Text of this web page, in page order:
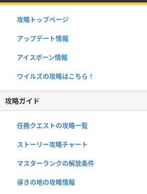
攻略トップページ
アップデート情報
アイスボーン情報
ワイルズの攻略はこちら！
攻略ガイド
任務クエストの攻略一覧
ストーリー攻略チャート
マスターランクの解放条件
導きの地の攻略情報